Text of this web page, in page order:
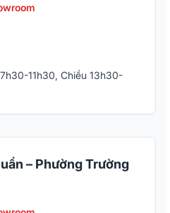
11h30, Chiều 13h30-
– Phường Trường